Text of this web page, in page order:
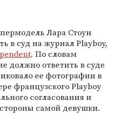
Лара Стоун
в суд на журнал Playboy,
. По словам
должно ответить в суде
ее фотографии в
французского Playboy
согласования и
самой девушки.